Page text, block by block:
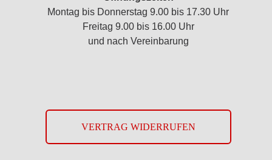
Montag bis Donnerstag 9.00 bis 17.30 Uhr
Freitag 9.00 bis 16.00 Uhr
und nach Vereinbarung
VERTRAG WIDERRUFEN